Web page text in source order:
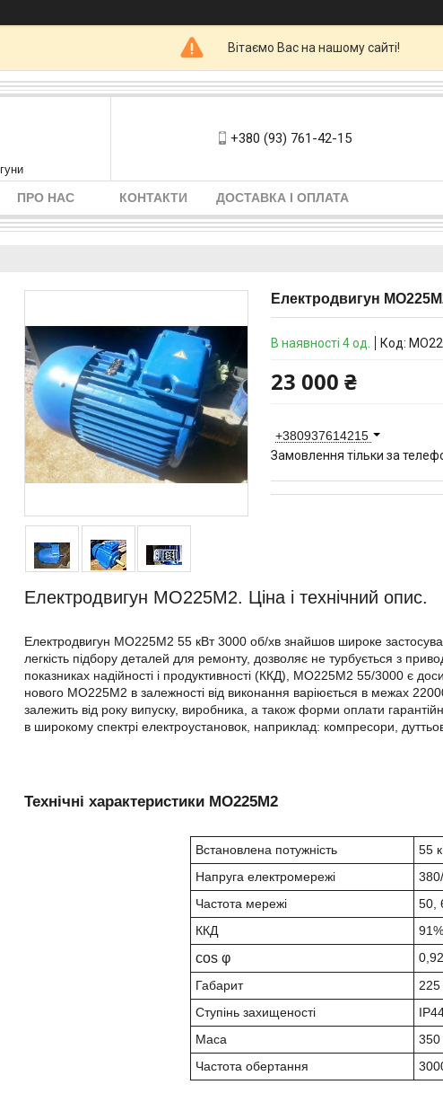
Вітаємо Вас на нашому сайті!
+380 (93) 761-42-15
ПРО НАС КОНТАКТИ ДОСТАВКА І ОПЛАТА
Електродвигун
В наявності 4 од. Код:
23 000 ₴
+380937614215
Замовлення тільки за
Електродвигун МО225М2. Ціна і технічний опис.
Електродвигун МО225М2 55 кВт 3000 об/хв знайшов широке
легкість підбору деталей для ремонту, дозволяє не турбується з
показниках надійності і продуктивності (ККД), МО225М2 55/3000 є
нового МО225М2 в залежності від виконання варіюється в межах
залежить від року випуску, виробника, а також форми оплати
в широкому спектрі електроустановок, наприклад: компресори,
Технічні характеристики МО225М2
Встановлена потужність
55
Напруга електромережі
Частота мережі
50,
ККД
91%
cos φ
0,92
Габарит
Ступінь захищеності
Маса
350
Частота обертання